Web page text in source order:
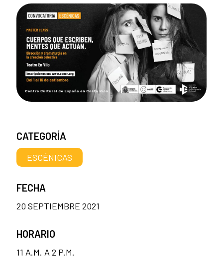
CATEGORÍA
ESCÉNICAS
FECHA
20 SEPTIEMBRE 2021
HORARIO
11 A.M. A 2 P.M.